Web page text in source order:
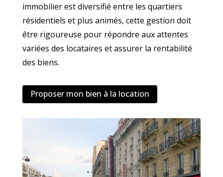
immobilier est diversifié entre les quartiers
résidentiels et plus animés, cette gestion doit
être rigoureuse pour répondre aux attentes
variées des locataires et assurer la rentabilité
des biens.
Proposer mon bien à la location